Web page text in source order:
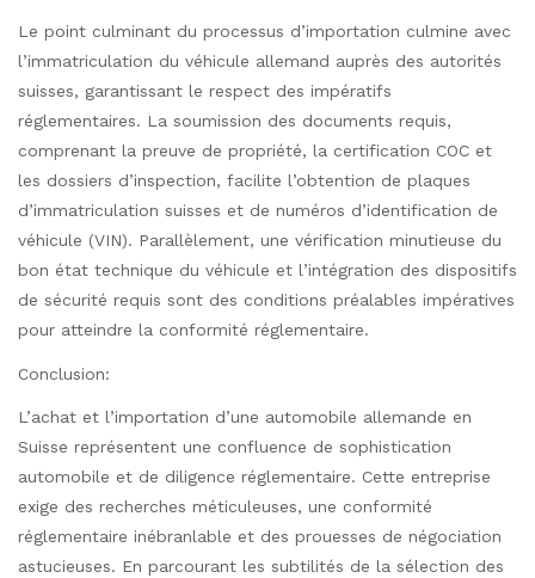
Le point culminant du processus d’importation culmine avec
l’immatriculation du véhicule allemand auprès des autorités
suisses, garantissant le respect des impératifs
réglementaires. La soumission des documents requis,
comprenant la preuve de propriété, la certification COC et
les dossiers d’inspection, facilite l’obtention de plaques
d’immatriculation suisses et de numéros d’identification de
véhicule (VIN). Parallèlement, une vérification minutieuse du
bon état technique du véhicule et l’intégration des dispositifs
de sécurité requis sont des conditions préalables impératives
pour atteindre la conformité réglementaire.
Conclusion:
L’achat et l’importation d’une automobile allemande en
Suisse représentent une confluence de sophistication
automobile et de diligence réglementaire. Cette entreprise
exige des recherches méticuleuses, une conformité
réglementaire inébranlable et des prouesses de négociation
astucieuses. En parcourant les subtilités de la sélection des